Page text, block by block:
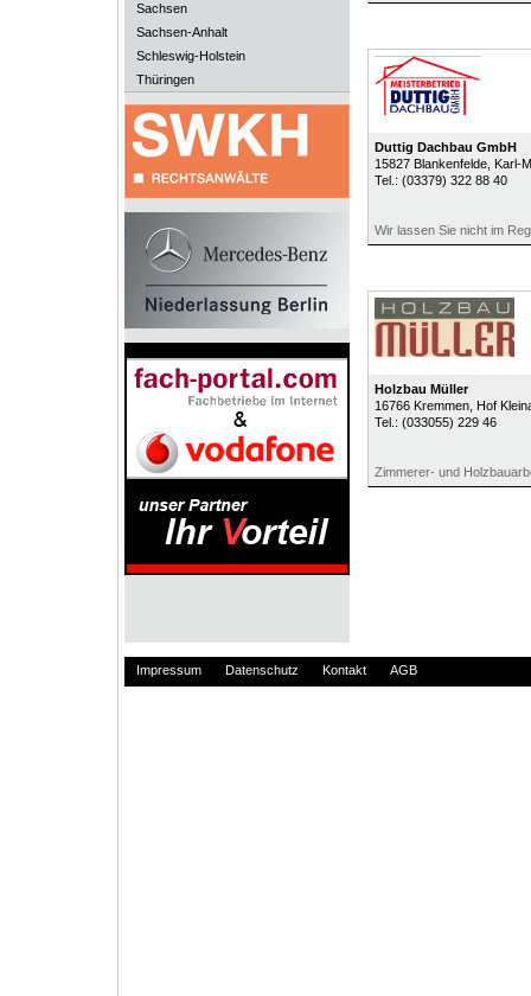
Sachsen
Sachsen-Anhalt
Schleswig-Holstein
Thüringen
Duttig Dachbau GmbH
15827 Blankenfelde, Karl-
Tel.: (03379) 322 88 40
Wir lassen Sie nicht im
Holzbau Müller
16766 Kremmen, Hof
Tel.: (033055) 229 46
Zimmerer- und
Impressum Datenschutz Kontakt AGB